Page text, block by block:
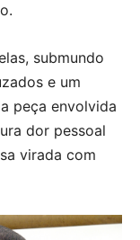
submundo
e um
peça envolvida
dor pessoal
virada com